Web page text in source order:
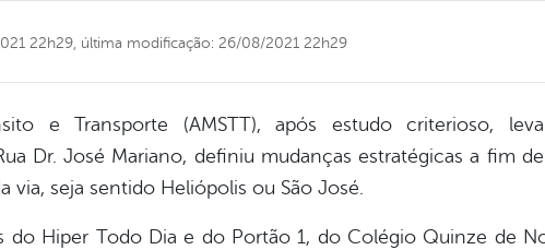
22h29, última modificação: 26/08/2021 22h29
e Transporte (AMSTT), após estudo criterioso,
Dr. José Mariano, definiu mudanças estratégicas a fim
via, seja sentido Heliópolis ou São José.
do Hiper Todo Dia e do Portão 1, do Colégio Quinze de